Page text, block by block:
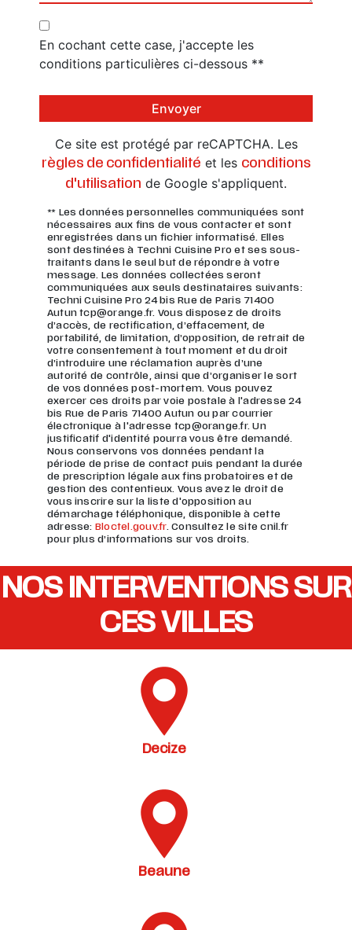
En cochant cette case, j'accepte les
conditions particulières ci-dessous **
Envoyer
Ce site est protégé par reCAPTCHA. Les
règles de confidentialité et les conditions
d'utilisation de Google s'appliquent.
** Les données personnelles communiquées sont
nécessaires aux fins de vous contacter et sont
enregistrées dans un fichier informatisé. Elles
sont destinées à Techni Cuisine Pro et ses sous-
traitants dans le seul but de répondre à votre
message. Les données collectées seront
communiquées aux seuls destinataires suivants:
Techni Cuisine Pro 24 bis Rue de Paris 71400
Autun tcp@orange.fr. Vous disposez de droits
d’accès, de rectification, d’effacement, de
portabilité, de limitation, d’opposition, de retrait de
votre consentement à tout moment et du droit
d’introduire une réclamation auprès d’une
autorité de contrôle, ainsi que d’organiser le sort
de vos données post-mortem. Vous pouvez
exercer ces droits par voie postale à l'adresse 24
bis Rue de Paris 71400 Autun ou par courrier
électronique à l'adresse tcp@orange.fr. Un
justificatif d'identité pourra vous être demandé.
Nous conservons vos données pendant la
période de prise de contact puis pendant la durée
de prescription légale aux fins probatoires et de
gestion des contentieux. Vous avez le droit de
vous inscrire sur la liste d'opposition au
démarchage téléphonique, disponible à cette
adresse: Bloctel.gouv.fr. Consultez le site cnil.fr
pour plus d’informations sur vos droits.
NOS INTERVENTIONS SUR
CES VILLES
Decize
Beaune